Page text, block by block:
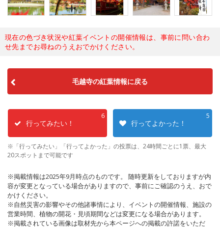
現在の色づき状況や紅葉イベントの開催情報は、事前に問い合わ
せ先までお尋ねのうえおでかけください。
毛越寺の紅葉情報に戻る
6
行ってみたい！
5
行ってよかった！
※「行ってみたい」「行ってよかった」の投票は、24時間ごとに1票、最大
20スポットまで可能です
※掲載情報は2025年9月時点のものです。 随時更新をしておりますが内
容が変更となっている場合がありますので、事前にご確認のうえ、おで
かけください。
※自然災害の影響やその他諸事情により、イベントの開催情報、施設の
営業時間、植物の開花・見頃期間などは変更になる場合があります。
※掲載されている画像は取材先から本ページへの掲載の許諾をいただ